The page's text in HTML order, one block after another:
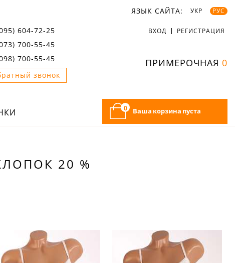
ЯЗЫК САЙТА: УКР РУС
604-72-25
700-55-45
700-55-45
звонок
ВХОД РЕГИСТРАЦИЯ
ПРИМЕРОЧНАЯ 0
0 Ваша корзина пуста
20 %